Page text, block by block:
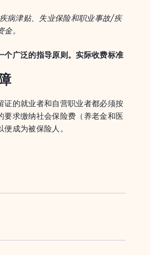
病津贴、失业保险和职业事故/疾
。
个广泛的指导原则。实际收费标准
证的就业者和自营职业者都必须按
要求缴纳社会保险费（养老金和医
成为被保险人。